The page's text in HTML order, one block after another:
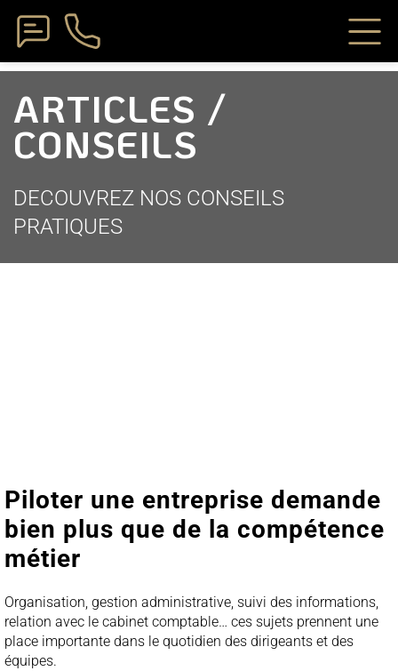
ARTICLES /
CONSEILS
DECOUVREZ NOS CONSEILS
PRATIQUES
Piloter une entreprise demande
bien plus que de la compétence
métier
Organisation, gestion administrative, suivi des informations,
relation avec le cabinet comptable… ces sujets prennent une
place importante dans le quotidien des dirigeants et des
équipes.